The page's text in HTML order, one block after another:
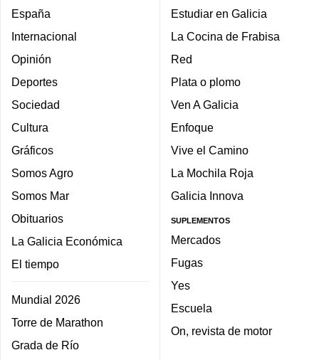
España
Internacional
Opinión
Deportes
Sociedad
Cultura
Gráficos
Somos Agro
Somos Mar
Obituarios
La Galicia Económica
El tiempo
Mundial 2026
Torre de Marathon
Grada de Río
Estudiar en Galicia
La Cocina de Frabisa
Red
Plata o plomo
Ven A Galicia
Enfoque
Vive el Camino
La Mochila Roja
Galicia Innova
SUPLEMENTOS
Mercados
Fugas
Yes
Escuela
On, revista de motor